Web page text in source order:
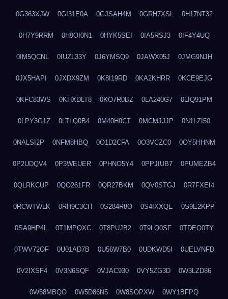
0G363XJW 0GI31E0A 0GJSAH4M 0GRH7XSL 0H17NT32
0H7Y9RRM 0H9OI0N1 0HYK5SEI 0IA5RSJ3 0IF4Y4UQ
0IM5QCNL 0IUZL33Y 0J6YMSQ9 0JAWX05J 0JMG9NJH
0JX5HAPI 0JXDX9ZM 0K8I19RD 0KA2KHRR 0KCE9EJG
0KFC83WS 0KHXDLT8 0KO7R0BZ 0LA240G7 0LIQ91PM
0LPY3G1Z 0LTLQ0B4 0M40H0CT 0MCMJJJP 0N1LZI50
0NALSI2P 0NFM8HBQ 0O1D2CFA 0O3VCZC0 0OY5HHNM
0P2UDQV4 0P3WEUER 0PHNO5Y4 0PPJIUB7 0PUMEZB4
0QLRKCUP 0QO261FR 0QR27BKM 0QV0STGJ 0R7FXEI4
0RCWTWLK 0RH9C3CH 0S284R8O 0S4IXXQE 0S9E2KPP
0SA9HP4L 0T1MPQXC 0T8PUJB2 0T9LQ0SF 0TDEQ0TY
0TWV72OF 0U01AD7B 0U56W7B0 0UDKWD5I 0UELVNFD
0V2IXSF4 0V3N6SQF 0VJAC930 0VY5ZG3D 0W3LZD86
0W58MBQO 0W5D86N5 0W8SOPXW 0WY1BFPQ